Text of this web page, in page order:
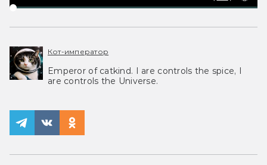
Кот-император
Emperor of catkind. I are controls the spice, I
are controls the Universe.